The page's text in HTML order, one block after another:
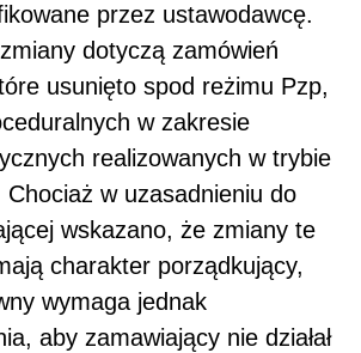
przez ustawodawcę.
dotyczą zamówień
usunięto spod reżimu Pzp,
w zakresie
realizowanych w trybie
w uzasadnieniu do
wskazano, że zmiany te
charakter porządkujący,
wymaga jednak
aby zamawiający nie działał